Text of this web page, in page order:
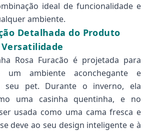
ideal de funcionalidade e
ambiente.
Detalhada do Produto
Rosa Furacão é projetada para
um ambiente aconchegante e
seu pet. Durante o inverno, ela
uma casinha quentinha, e no
usada como uma cama fresca e
deve ao seu design inteligente e à